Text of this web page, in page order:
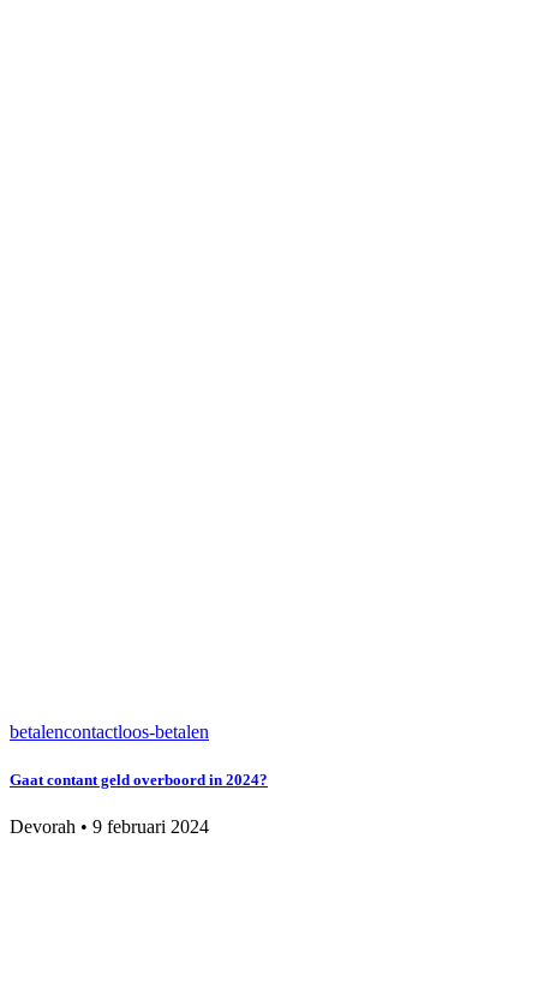
betalencontactloos-betalen
Gaat contant geld overboord in 2024?
Devorah • 9 februari 2024